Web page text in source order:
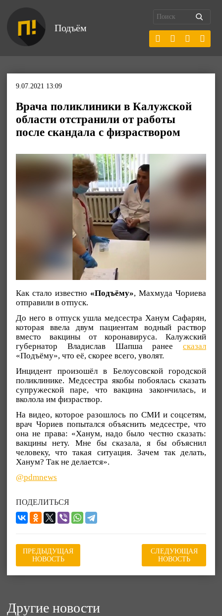
Подъём
9.07.2021 13:09
Врача поликлиники в Калужской
области отстранили от работы
после скандала с физраствором
Как стало известно «Подъёму», Махмуда Чориева
отправили в отпуск.
До него в отпуск ушла медсестра Ханум Сафарян,
которая ввела двум пациентам водный раствор
вместо вакцины от коронавируса. Калужский
губернатор Владислав Шапша ранее сказал
«Подъёму», что её, скорее всего, уволят.
Инцидент произошёл в Белоусовской городской
поликлинике. Медсестра якобы побоялась сказать
супружеской паре, что вакцина закончилась, и
вколола им физраствор.
На видео, которое разошлось по СМИ и соцсетям,
врач Чориев попытался объяснить медсестре, что
она не права: «Ханум, надо было честно сказать:
вакцины нету. Мне бы сказала, я бы объяснил
человеку, что такая ситуация. Зачем так делать,
Ханум? Так не делается».
@pdmnews
ПОДЕЛИТЬСЯ
ПРЕДЫДУЩАЯ
НОВОСТЬ
СЛЕДУЮЩАЯ
НОВОСТЬ
Другие новости